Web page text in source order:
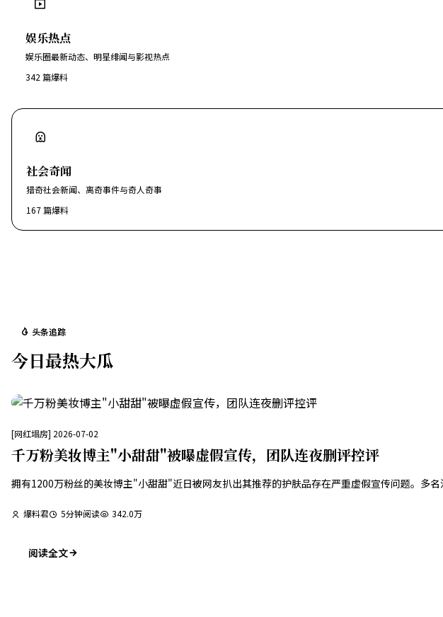
娱乐热点
娱乐圈最新动态、明星绯闻与影视热点
342 篇爆料
社会奇闻
猎奇社会新闻、离奇事件与奇人奇事
167篇爆料
头条追踪
今日最热大瓜
[网红塌房] 2026-07-02
千万粉美妆博主"小甜甜"被曝虚假宣传，团队连夜删评控评
拥有1200万粉丝的美妆博主"小甜甜"近日被网友扒出其推荐的护肤品存在严重虚假宣传问题。多
爆料君 5分钟阅读 342.0万
阅读全文